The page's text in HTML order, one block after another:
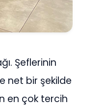
Şeflerinin
net bir şekilde
en çok tercih